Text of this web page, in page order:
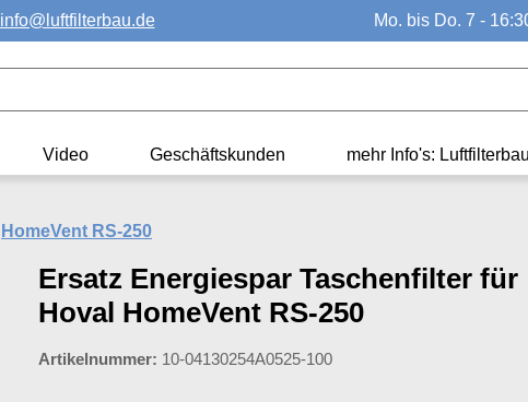
info@luftfilterbau.de Mo. bis Do. 7 -
Video Geschäftskunden mehr Info's:
HomeVent RS-250
Ersatz Energiespar Taschenfilter für
Hoval HomeVent RS-250
Artikelnummer: 10-04130254A0525-100